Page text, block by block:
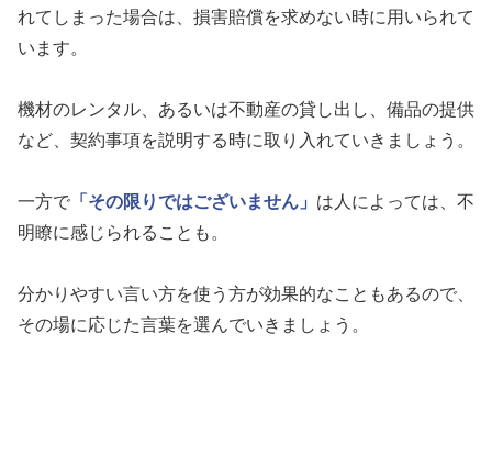
れてしまった場合は、損害賠償を求めない時に用いられて
います。
機材のレンタル、あるいは不動産の貸し出し、備品の提供
など、契約事項を説明する時に取り入れていきましょう。
一方で 「その限りではございません」 は人によっては、不
明瞭に感じられることも。
分かりやすい言い方を使う方が効果的なこともあるので、
その場に応じた言葉を選んでいきましょう。